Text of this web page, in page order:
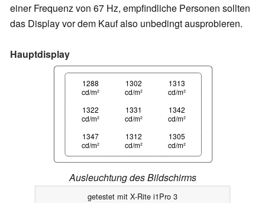
einer Frequenz von 67 Hz, empfindliche Personen sollten
das Display vor dem Kauf also unbedingt ausprobieren.
Hauptdisplay
1288
cd/m²
1302
cd/m²
1313
cd/m²
1322
cd/m²
1331
cd/m²
1342
cd/m²
1347
cd/m²
1312
cd/m²
1305
cd/m²
Ausleuchtung des Bildschirms
getestet mit X-Rite i1Pro 3